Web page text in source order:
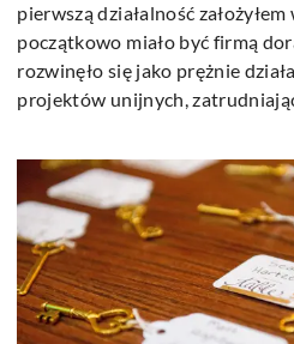
pierwszą działalność
początkowo miało być firmą
rozwinęło się jako prężnie
projektów unijnych,